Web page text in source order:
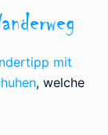
mit
, welche